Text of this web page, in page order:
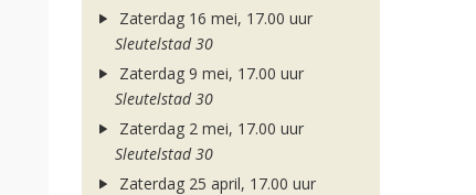
Zaterdag 16 mei, 17.00 uur
Sleutelstad 30
Zaterdag 9 mei, 17.00 uur
Sleutelstad 30
Zaterdag 2 mei, 17.00 uur
Sleutelstad 30
Zaterdag 25 april, 17.00 uur